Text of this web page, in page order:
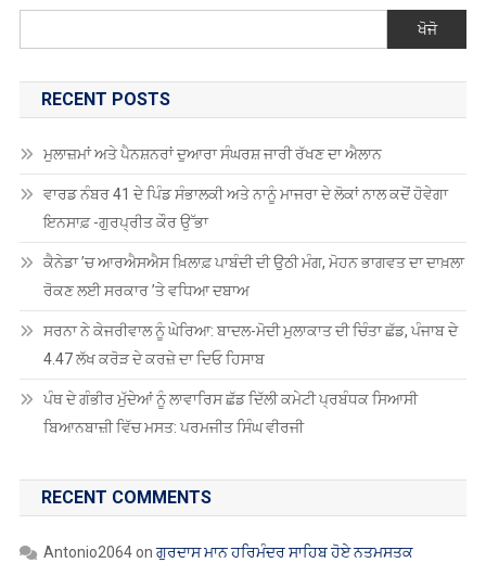
ਖੋਜੋ
RECENT POSTS
ਮੁਲਾਜ਼ਮਾਂ ਅਤੇ ਪੈਨਸ਼ਨਰਾਂ ਦੁਆਰਾ ਸੰਘਰਸ਼ ਜਾਰੀ ਰੱਖਣ ਦਾ ਐਲਾਨ
ਵਾਰਡ ਨੰਬਰ 41 ਦੇ ਪਿੰਡ ਸੰਭਾਲਕੀ ਅਤੇ ਨਾਨੂੰ ਮਾਜਰਾ ਦੇ ਲੋਕਾਂ ਨਾਲ ਕਦੋਂ ਹੋਵੇਗਾ
ਇਨਸਾਫ਼ -ਗੁਰਪ੍ਰੀਤ ਕੌਰ ਉੱਭਾ
ਕੈਨੇਡਾ ’ਚ ਆਰਐਸਐਸ ਖ਼ਿਲਾਫ਼ ਪਾਬੰਦੀ ਦੀ ਉਠੀ ਮੰਗ, ਮੋਹਨ ਭਾਗਵਤ ਦਾ ਦਾਖ਼ਲਾ
ਰੋਕਣ ਲਈ ਸਰਕਾਰ ’ਤੇ ਵਧਿਆ ਦਬਾਅ
ਸਰਨਾ ਨੇ ਕੇਜਰੀਵਾਲ ਨੂੰ ਘੇਰਿਆ: ਬਾਦਲ-ਮੋਦੀ ਮੁਲਾਕਾਤ ਦੀ ਚਿੰਤਾ ਛੱਡ, ਪੰਜਾਬ ਦੇ
4.47 ਲੱਖ ਕਰੋੜ ਦੇ ਕਰਜ਼ੇ ਦਾ ਦਿਓ ਹਿਸਾਬ
ਪੰਥ ਦੇ ਗੰਭੀਰ ਮੁੱਦੇਆਂ ਨੂੰ ਲਾਵਾਰਿਸ ਛੱਡ ਦਿੱਲੀ ਕਮੇਟੀ ਪ੍ਰਬੰਧਕ ਸਿਆਸੀ
ਬਿਆਨਬਾਜ਼ੀ ਵਿੱਚ ਮਸਤ: ਪਰਮਜੀਤ ਸਿੰਘ ਵੀਰਜੀ
RECENT COMMENTS
Antonio2064on ਗੁਰਦਾਸ ਮਾਨ ਹਰਿਮੰਦਰ ਸਾਹਿਬ ਹੋਏ ਨਤਮਸਤਕ